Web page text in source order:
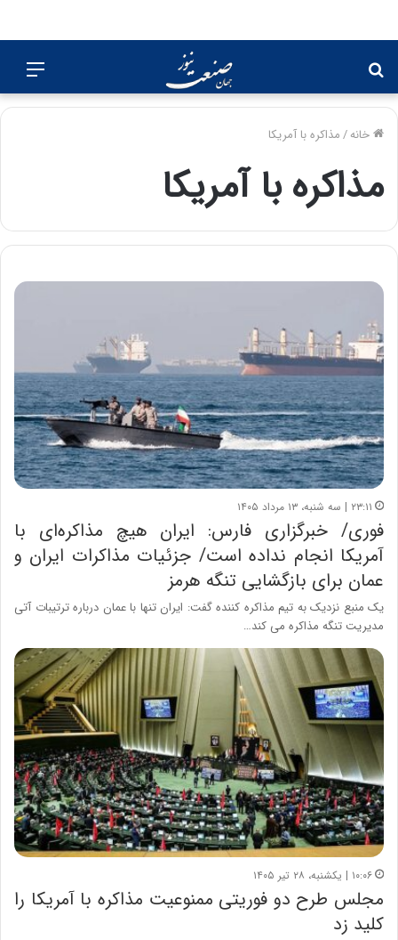
برای
خانه/مذاکره با آمریکا
مذاکره با آمریکا
۲۳:۱۱ | سه شنبه، ۱۳ مرداد ۱۴۰۵
فوری/ خبرگزاری فارس: ایران هیچ مذاکره‌ای با
آمریکا انجام نداده است/ جزئیات مذاکرات ایران و
عمان برای بازگشایی تنگه هرمز
یک منبع نزدیک به تیم مذاکره کننده گفت: ایران تنها با عمان درباره ترتیبات آتی
مدیریت تنگه مذاکره می کند…
۱۰:۰۶ | یکشنبه، ۲۸ تیر ۱۴۰۵
مجلس طرح دو فوریتی ممنوعیت مذاکره با آمریکا را
کلید زد